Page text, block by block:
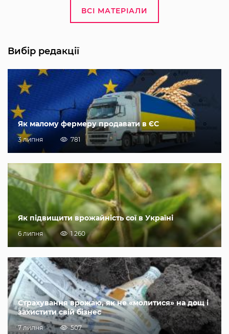
ВСІ МАТЕРІАЛИ
Вибір редакції
Як малому фермеру продавати в ЄС
3 липня 781
Як підвищити врожайність сої в Україні
6 липня 1 260
Страхування врожаю, як не «молитися» на дощ і
захистити свій бізнес
7 липня 507